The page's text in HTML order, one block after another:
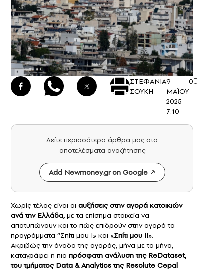
ΣΤΕΦΑΝΙΑ
ΣΟΥΚΗ
9
ΜΑΪΟΥ
2025 -
7:10
0
Δείτε περισσότερα άρθρα μας στα
αποτελέσματα αναζήτησης
Add Newmoney.gr on Google
Χωρίς τέλος είναι οι αυξήσεις στην αγορά κατοικιών
ανά την Ελλάδα,με τα επίσημα στοιχεία να
αποτυπώνουν και το πώς επιδρούν στην αγορά τα
προγράμματα ‘’Σπίτι μου Ι» και «Σπίτι μου ΙΙ».
Ακριβώς την άνοδο της αγοράς, μήνα με το μήνα,
καταγράφει η πιο πρόσφατη ανάλυση της ReDataset,
του τμήματος Data & Analytics της Resolute Cepal